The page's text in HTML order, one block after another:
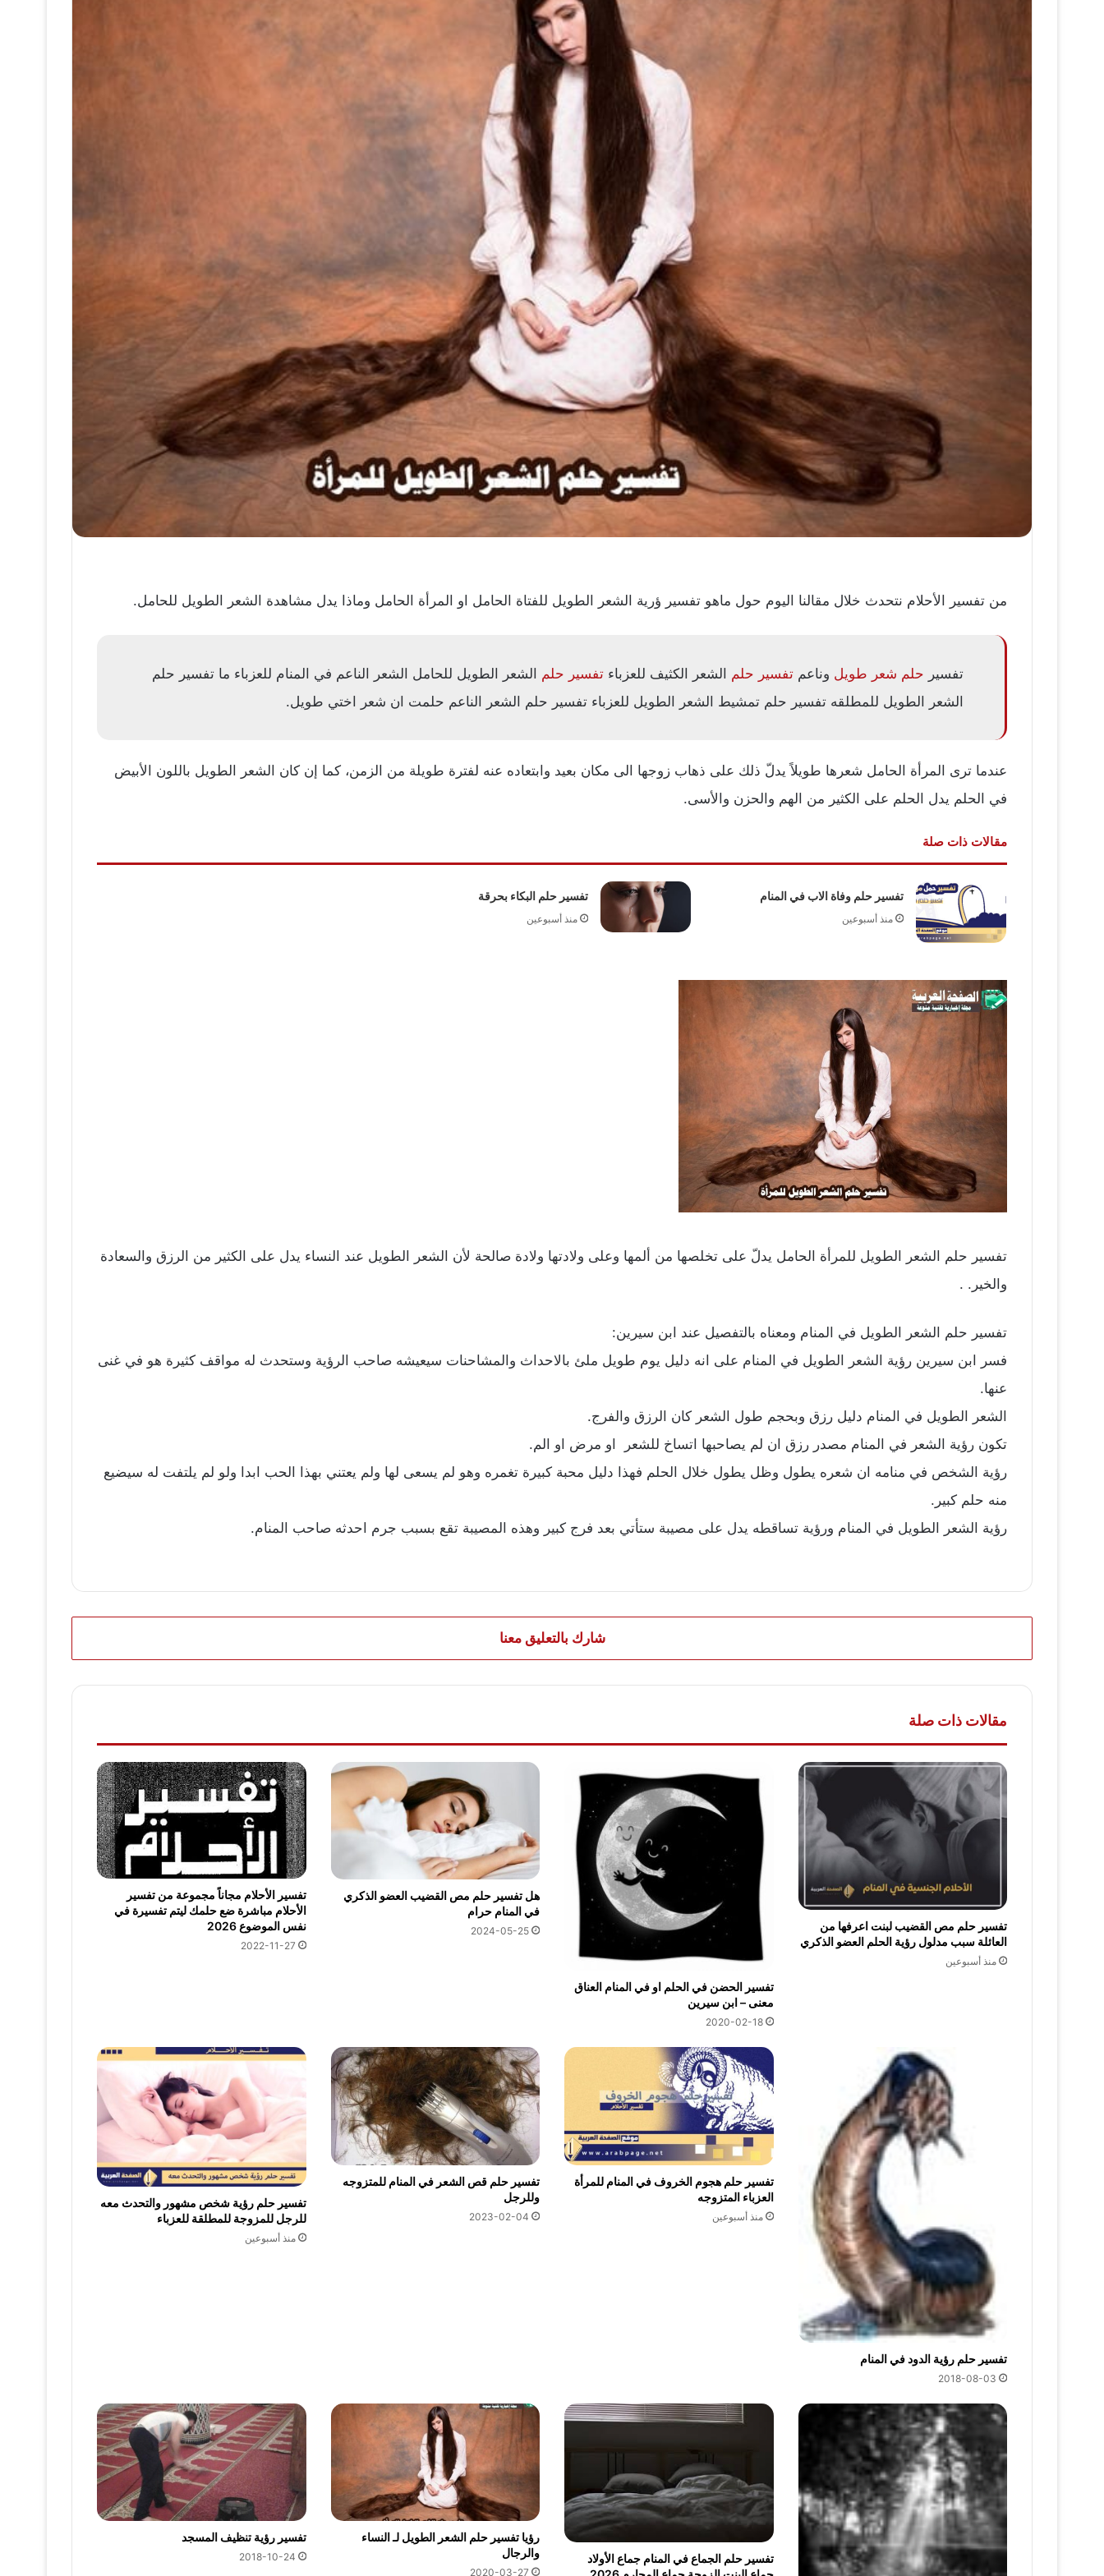
من تفسير الأحلام نتحدث خلال مقالنا اليوم حول ماهو تفسير ؤرية الشعر الطويل للفتاة الحامل او المرأة الحامل وماذا يدل مشاهدة الشعر الطويل للحامل.
تفسير حلم شعر طويل وناعم تفسير حلم الشعر الكثيف للعزباء تفسير حلم الشعر الطويل للحامل الشعر الناعم في المنام للعزباء ما تفسير حلم
الشعر الطويل للمطلقه تفسير حلم تمشيط الشعر الطويل للعزباء تفسير حلم الشعر الناعم حلمت ان شعر اختي طويل.
عندما ترى المرأة الحامل شعرها طويلاً يدلّ ذلك على ذهاب زوجها الى مكان بعيد وابتعاده عنه لفترة طويلة من الزمن، كما إن كان الشعر الطويل باللون الأبيض
في الحلم يدل الحلم على الكثير من الهم والحزن والأسى.
مقالات ذات صلة
تفسير حلم وفاة الاب في المنام
منذ أسبوعين
تفسير حلم البكاء بحرقة
منذ أسبوعين
تفسير حلم الشعر الطويل للمرأة الحامل يدلّ على تخلصها من ألمها وعلى ولادتها ولادة صالحة لأن الشعر الطويل عند النساء يدل على الكثير من الرزق والسعادة
والخير. .
تفسير حلم الشعر الطويل في المنام ومعناه بالتفصيل عند ابن سيرين:
فسر ابن سيرين رؤية الشعر الطويل في المنام على انه دليل يوم طويل ملئ بالاحداث والمشاحنات سيعيشه صاحب الرؤية وستحدث له مواقف كثيرة هو في غنى
عنها.
الشعر الطويل في المنام دليل رزق وبحجم طول الشعر كان الرزق والفرج.
تكون رؤية الشعر في المنام مصدر رزق ان لم يصاحبها اتساخ للشعر او مرض او الم.
رؤية الشخص في منامه ان شعره يطول وظل يطول خلال الحلم فهذا دليل محبة كبيرة تغمره وهو لم يسعى لها ولم يعتني بهذا الحب ابدا ولو لم يلتفت له سيضيع
منه حلم كبير.
رؤية الشعر الطويل في المنام ورؤية تساقطه يدل على مصيبة ستأتي بعد فرج كبير وهذه المصيبة تقع بسبب جرم احدثه صاحب المنام.
شارك بالتعليق معنا
مقالات ذات صلة
تفسير حلم مص القضيب لبنت اعرفها من
العائلة سبب مدلول رؤية الحلم العضو الذكري
منذ أسبوعين
تفسير الحضن في الحلم او في المنام العناق
معنى – ابن سيرين
2020-02-18
هل تفسير حلم مص القضيب العضو الذكري
في المنام حرام
2024-05-25
تفسير الأحلام مجاناً مجموعة من تفسير
الأحلام مباشرة ضع حلمك ليتم تفسيرة في
نفس الموضوع 2026
2022-11-27
تفسير حلم رؤية الدود في المنام
2018-08-03
تفسير حلم هجوم الخروف في المنام للمرأة
العزباء المتزوجه
منذ أسبوعين
تفسير حلم قص الشعر في المنام للمتزوجه
وللرجل
2023-02-04
تفسير حلم رؤية شخص مشهور والتحدث معه
للرجل للمزوجة للمطلقة للعزباء
منذ أسبوعين
تفسير حلم الجماع في المنام جماع الأولاد
رؤيا تفسير حلم الشعر الطويل لـ النساء
والرجال
2020-03-27
تفسير رؤية تنظيف المسجد
2018-10-24